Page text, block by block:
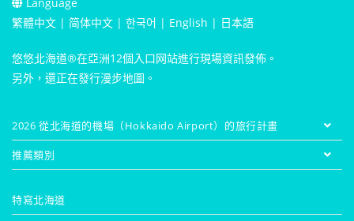
繁體中文 | 简体中文 | 한국어 | English | 日本語
悠悠北海道®在亞洲12個入口网站進行現場資訊發佈。
另外，還正在發行漫步地圖。
2026 從北海道的機場（Hokkaido Airport）的旅行計畫
推薦類別
特寫北海道